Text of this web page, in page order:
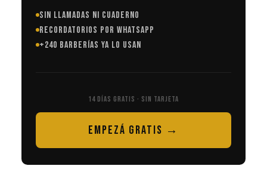
SIN LLAMADAS NI CUADERNO
RECORDATORIOS POR WHATSAPP
+240 BARBERÍAS YA LO USAN
14 DÍAS GRATIS · SIN TARJETA
EMPEZÁ GRATIS →